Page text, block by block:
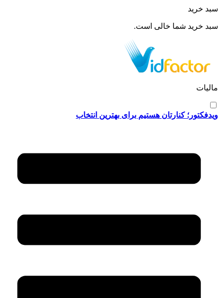
سبد خرید
سبد خرید شما خالی است.
مالیات
ویدفکتور؛ کنارتان هستیم برای بهترین انتخاب